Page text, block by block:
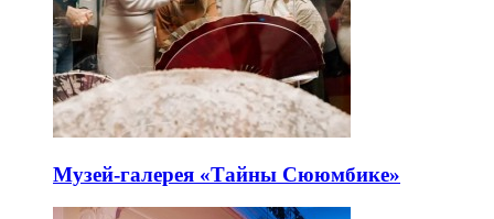
Музей-галерея «Тайны Сююмбике»